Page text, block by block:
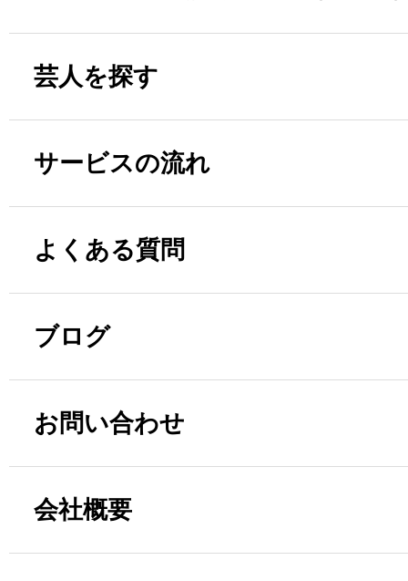
芸人を探す
サービスの流れ
よくある質問
ブログ
お問い合わせ
会社概要